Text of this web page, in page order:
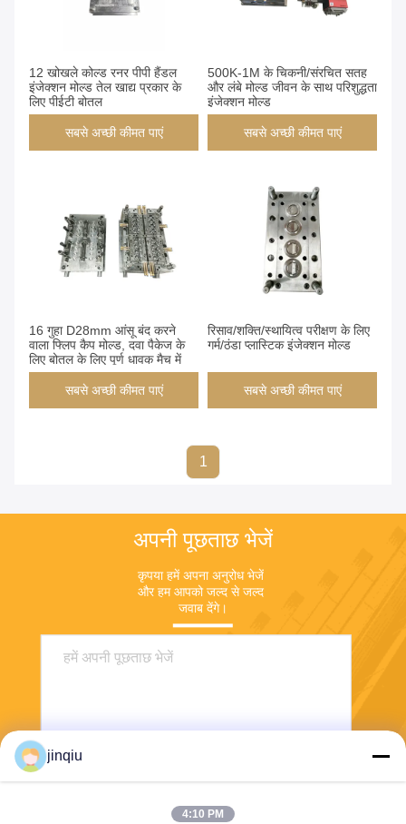
12 खोखले कोल्ड रनर पीपी हैंडल
इंजेक्शन मोल्ड तेल खाद्य प्रकार के
लिए पीईटी बोतल
सबसे अच्छी कीमत पाएं
500K-1M के चिकनी/संरचित सतह
और लंबे मोल्ड जीवन के साथ परिशुद्धता
इंजेक्शन मोल्ड
सबसे अच्छी कीमत पाएं
16 गुहा D28mm आंसू बंद करने
वाला फ्लिप कैप मोल्ड, दवा पैकेज के
लिए बोतल के लिए पूर्ण धावक मैच में
सबसे अच्छी कीमत पाएं
रिसाव/शक्ति/स्थायित्व परीक्षण के लिए
गर्म/ठंडा प्लास्टिक इंजेक्शन मोल्ड
सबसे अच्छी कीमत पाएं
1
अपनी पूछताछ भेजें
कृपया हमें अपना अनुरोध भेजें
और हम आपको जल्द से जल्द
जवाब देंगे।
jinqiu
4:10 PM